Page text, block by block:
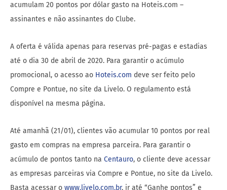
acumulam 20 pontos por dólar gasto na Hoteis.com –
assinantes e não assinantes do Clube.
A oferta é válida apenas para reservas pré-pagas e estadias
até o dia 30 de abril de 2020. Para garantir o acúmulo
promocional, o acesso ao Hoteis.com deve ser feito pelo
Compre e Pontue, no site da Livelo. O regulamento está
disponível na mesma página.
Até amanhã (21/01), clientes vão acumular 10 pontos por real
gasto em compras na empresa parceira. Para garantir o
acúmulo de pontos tanto na Centauro, o cliente deve acessar
as empresas parceiras via Compre e Pontue, no site da Livelo.
Basta acessar o www.livelo.com.br, ir até “Ganhe pontos” e